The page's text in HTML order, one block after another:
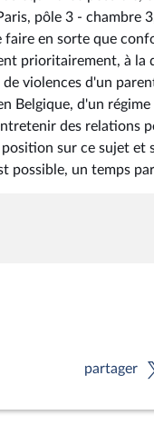
pôle 3 - chambre
en sorte que
prioritairement, à la
violences d'un
d'un régime
des relations
sur ce sujet et
un temps
partager